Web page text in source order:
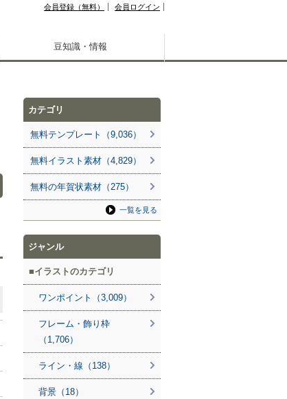
会員登録（無料） 会員ログイン
豆知識・情報
カテゴリ
無料テンプレート（9,036）
無料イラスト素材（4,829）
無料の年賀状素材（275）
一覧を見る
ジャンル
イラストのカテゴリ
ワンポイント（3,009）
フレーム・飾り枠
（1,706）
ライン・線（138）
背景（18）